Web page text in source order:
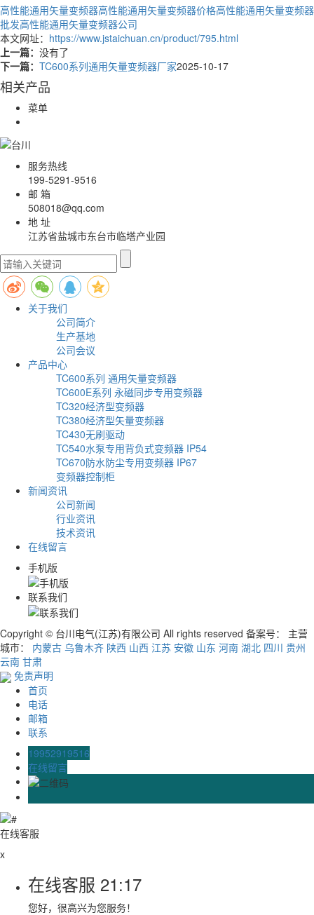
高性能通用矢量变频器高性能通用矢量变频器价格高性能通用矢量变频器
批发高性能通用矢量变频器公司
本文网址： https://www.jstaichuan.cn/product/795.html
上一篇： 没有了
下一篇： TC600系列通用矢量变频器厂家2025-10-17
相关产品
菜单
服务热线
199-5291-9516
邮 箱
508018@qq.com
地 址
江苏省盐城市东台市临塔产业园
关于我们
公司简介
生产基地
公司会议
产品中心
TC600系列 通用矢量变频器
TC600E系列 永磁同步专用变频器
TC320经济型变频器
TC380经济型矢量变频器
TC430无刷驱动
TC540水泵专用背负式变频器 IP54
TC670防水防尘专用变频器 IP67
变频器控制柜
新闻资讯
公司新闻
行业资讯
技术资讯
在线留言
手机版
联系我们
Copyright © 台川电气(江苏)有限公司 All rights reserved 备案号：
主营
城市： 内蒙古 乌鲁木齐 陕西 山西 江苏 安徽 山东 河南 湖北 四川 贵州
云南 甘肃
免责声明
首页
电话
邮箱
联系
19952919516
在线留言
在线客服
x
在线客服 21:17
您好，很高兴为您服务！